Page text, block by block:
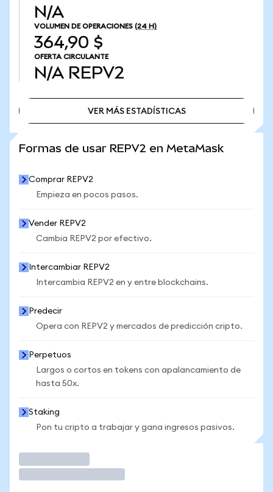
N/A
VOLUMEN DE OPERACIONES (24 H)
364,90 $
OFERTA CIRCULANTE
N/A REPV2
VER MÁS ESTADÍSTICAS
Formas de usar REPV2 en MetaMask
Comprar REPV2
Empieza en pocos pasos.
Vender REPV2
Cambia REPV2 por efectivo.
Intercambiar REPV2
Intercambia REPV2 en y entre blockchains.
Predecir
Opera con REPV2 y mercados de predicción cripto.
Perpetuos
Largos o cortos en tokens con apalancamiento de
hasta 50x.
Staking
Pon tu cripto a trabajar y gana ingresos pasivos.